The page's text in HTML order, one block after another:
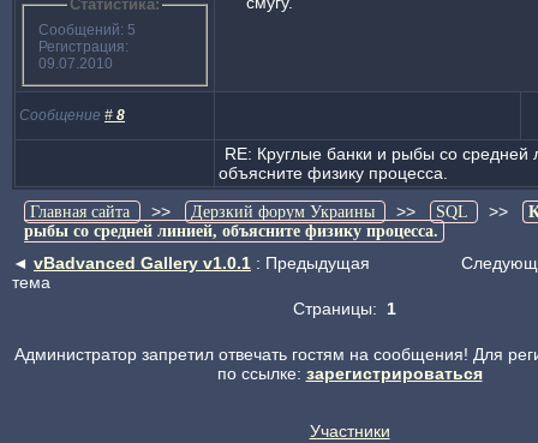
Статистика:
Сообщений: 5
Регистрация:
09.07.2010
Сообщение # 8
RE: Круглые банки и рыбы со средней
объясните физику процесса.
Главная сайта >> Дерзкий форум Украины >> SQL >>
рыбы со средней линией, объясните физику процесса.
◄ vBadvanced Gallery v1.0.1 : Предыдущая
тема
Страницы: 1
Администратор запретил отвечать гостям на сообщения! Для
по ссылке: зарегистрироваться
Участники